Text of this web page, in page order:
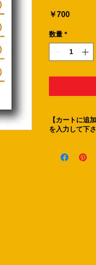
￥700価
数量 *
【カートに追
を入力して下さ